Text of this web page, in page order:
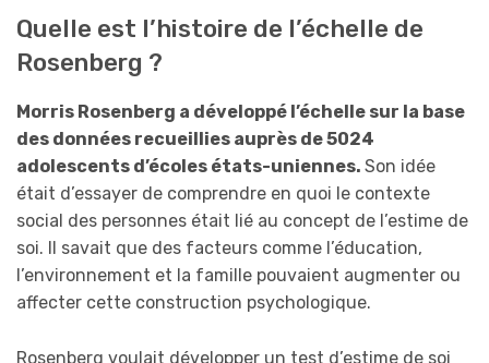
Quelle est l’histoire de l’échelle de
Rosenberg ?
Morris Rosenberg a développé l’échelle sur la base
des données recueillies auprès de 5024
adolescents d’écoles états-uniennes. Son idée
était d’essayer de comprendre en quoi le contexte
social des personnes était lié au concept de l’estime de
soi. Il savait que des facteurs comme l’éducation,
l’environnement et la famille pouvaient augmenter ou
affecter cette construction psychologique.
Rosenberg voulait développer un test d’estime de soi